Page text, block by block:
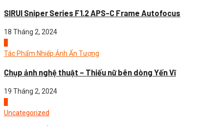
SIRUI Sniper Series F1.2 APS-C Frame Autofocus
18 Tháng 2, 2024
Tác Phẩm Nhiếp Ảnh Ấn Tượng
Chụp ảnh nghệ thuật – Thiếu nữ bên dòng Yến Vĩ
19 Tháng 2, 2024
Uncategorized